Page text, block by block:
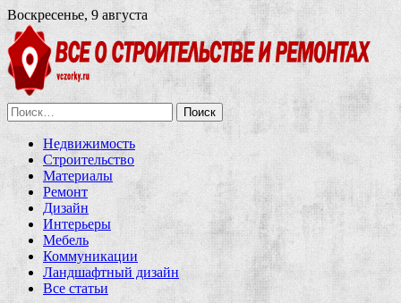
Воскресенье, 9 августа
Найти:
Недвижимость
Строительство
Материалы
Ремонт
Дизайн
Интерьеры
Мебель
Коммуникации
Ландшафтный дизайн
Все статьи